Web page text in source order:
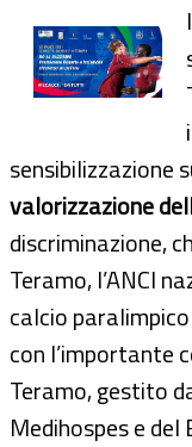
sensibilizzazione
valorizzazione
discriminazione,
Teramo, l’ANCI
calcio
con l’importante
Teramo, gestito
Medihospes e del